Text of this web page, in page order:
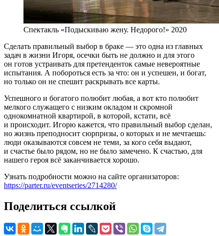
Спектакль «Подыскиваю жену. Недорого!» 2020
Сделать правильный выбор в браке — это одна из главных
задач в жизни Игоря, осечки быть не должно и для этого
он готов устраивать для претенденток самые невероятные
испытания. А побороться есть за что: он и успешен, и богат,
но только он не спешит раскрывать все карты.
Успешного и богатого полюбит любая, а вот кто полюбит
мелкого служащего с низким окладом и скромной
однокомнатной квартирой, в которой, кстати, всё
и происходит. Игорю кажется, что правильный выбор сделан,
но жизнь преподносит сюрпризы, о которых и не мечтаешь:
люди оказываются совсем не теми, за кого себя выдают,
и счастье было рядом, но не было замечено. К счастью, для
нашего героя всё заканчивается хорошо.
Узнать подробности можно на сайте организаторов:
https://parter.ru/eventseries/2714280/
Поделиться ссылкой